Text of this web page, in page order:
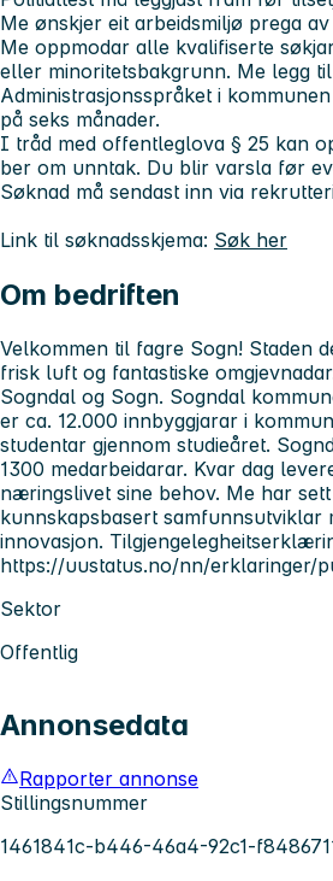
Me ønskjer eit arbeidsmiljø prega
Me oppmodar alle kvalifiserte
eller minoritetsbakgrunn. Me legg
Administrasjonsspråket i
på seks månader.
I tråd med offentleglova § 25 kan
ber om unntak. Du blir varsla før
Søknad må sendast inn via
Link til søknadsskjema: Søk her
Om bedriften
Velkommen til fagre Sogn! Staden
frisk luft og fantastiske
Sogndal og Sogn. Sogndal
er ca. 12.000 innbyggjarar i
studentar gjennom studieåret.
1300 medarbeidarar. Kvar dag
næringslivet sine behov. Me har
kunnskapsbasert samfunnsutviklar
innovasjon.
https://uustatus.no/nn/erklaringer/
Sektor
Offentlig
Annonsedata
Rapporter annonse
Stillingsnummer
1461841c-b446-46a4-92c1-